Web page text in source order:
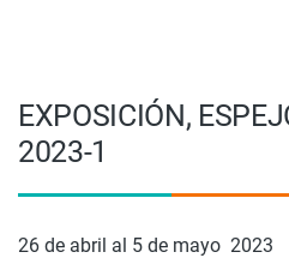
EXPOSICIÓN,
2023-1
26 de abril al 5 de mayo 2023